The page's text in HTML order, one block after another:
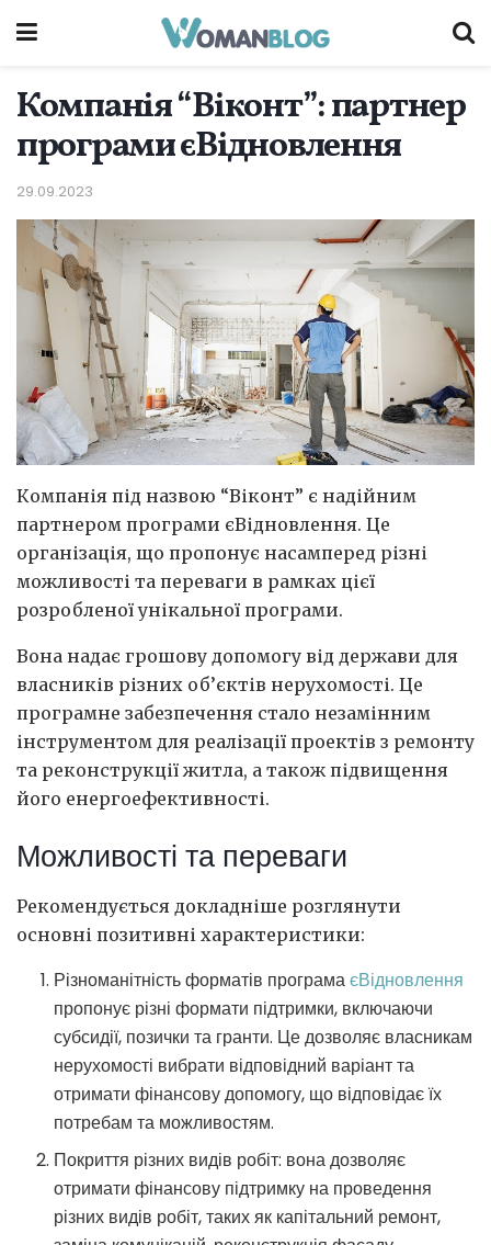
Компанія “Віконт”: партнер
програми єВідновлення
29.09.2023
Компанія під назвою “Віконт” є надійним
партнером програми єВідновлення. Це
організація, що пропонує насамперед різні
можливості та переваги в рамках цієї
розробленої унікальної програми.
Вона надає грошову допомогу від держави для
власників різних об’єктів нерухомості. Це
програмне забезпечення стало незамінним
інструментом для реалізації проектів з ремонту
та реконструкції житла, а також підвищення
його енергоефективності.
Можливості та переваги
Рекомендується докладніше розглянути
основні позитивні характеристики:
Різноманітність форматів програмаєВідновлення
пропонує різні формати підтримки, включаючи
субсидії, позички та гранти. Це дозволяє власникам
нерухомості вибрати відповідний варіант та
отримати фінансову допомогу, що відповідає їх
потребам та можливостям.
Покриття різних видів робіт: вона дозволяє
отримати фінансову підтримку на проведення
різних видів робіт, таких як капітальний ремонт,